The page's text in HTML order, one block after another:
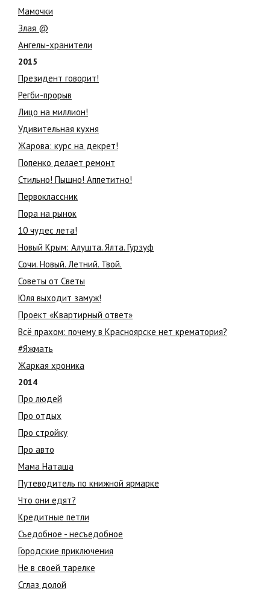
Мамочки
Злая @
Ангелы-хранители
2015
Президент говорит!
Регби-прорыв
Лицо на миллион!
Удивительная кухня
Жарова: курс на декрет!
Попенко делает ремонт
Стильно! Пышно! Аппетитно!
Первоклассник
Пора на рынок
10 чудес лета!
Новый Крым: Алушта. Ялта. Гурзуф
Сочи. Новый. Летний. Твой.
Советы от Светы
Юля выходит замуж!
Проект «Квартирный ответ»
Всё прахом: почему в Красноярске нет крематория?
#Яжмать
Жаркая хроника
2014
Про людей
Про отдых
Про стройку
Про авто
Мама Наташа
Путеводитель по книжной ярмарке
Что они едят?
Кредитные петли
Съедобное - несъедобное
Городские приключения
Не в своей тарелке
Сглаз долой